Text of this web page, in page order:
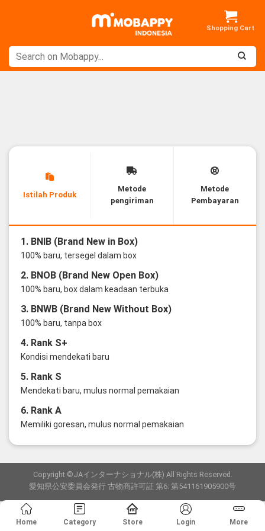
Istilah Produk
Metode
pengiriman
Metode
Pembayaran
1. BNIB (Brand New in Box)
100% baru, tersegel dalam box
2. BNOB (Brand New Open Box)
100% baru, box dalam keadaan terbuka
3. BNWB (Brand New Without Box)
100% baru, tanpa box
4. Rank S+
Kondisi mendekati baru
5. Rank S
Mendekati baru, mulus normal pemakaian
6. Rank A
Memiliki goresan, mulus normal pemakaian
Copyright ©JAインターナショナル(株) All Rights Reserved.
愛知県公安委員会発行 古物商許可証 第6: 第541161905900号
Home Category Store Login More